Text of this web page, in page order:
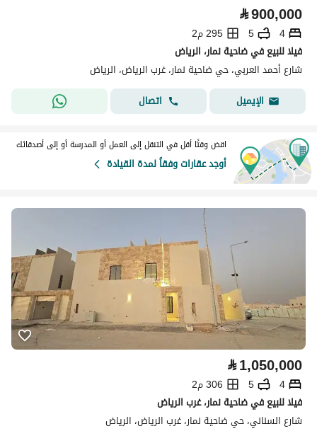
⃁900,000
4
5
295 م2
فيلا للبيع في ضاحية نمار، الرياض
شارع أحمد العربي، حي ضاحية نمار، غرب الرياض، الرياض
الإيميل
اتصال
اقض وقتًا أقل في التنقل إلى العمل أو المدرسة أو إلى أصدقائك
أوجد عقارات وفقاً لمدة القيادة
⃁1,050,000
4
5
306 م2
فيلا للبيع في ضاحية نمار، غرب الرياض
شارع السناني، حي ضاحية نمار، غرب الرياض، الرياض